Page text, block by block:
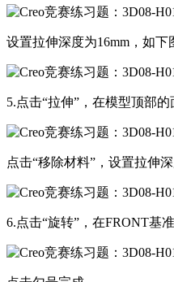
设置拉伸深度为16mm，如下
5.点击“拉伸”，在模型顶部
点击“移除材料”，设置拉伸
6.点击“旋转”，在FRONT基